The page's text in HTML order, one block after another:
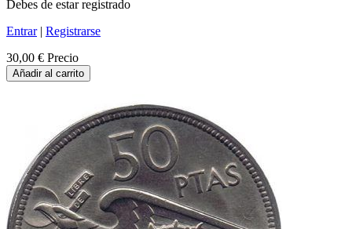
Debes de estar registrado
Entrar| Registrarse
30,00 € Precio
Añadir al carrito